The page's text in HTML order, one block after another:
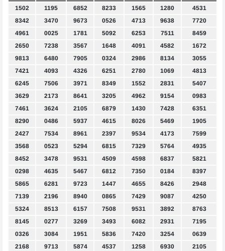
1502 1195 6852 8233 1565 1280
4531
8342
3470 9673 0526 4713 9638
7720
4961
0025 1781 5092 6253 7511
8459
2650
7238 3567 1648 4091 4582
1672
9813
6480 7905 0324 2986 8134
3055
7421
4093 4326 6251 2780 1069
4813
6245
7506 3971 8349 1552 2831
5407
3629
2173 8641 3205 4962 9154
0983
7461
3624 2105 6879 1430 7428
6351
8290
0486 5937 4615 8026 5469
1905
2427
7534 8961 2397 9534 4173
7599
3568
0523 5294 6815 7329 5764
4935
8452
3478 9531 4509 4598 6837
5821
0298
4635 5467 6812 7350 0184
8397
5865
6281 9723 1447 4655 8426
2948
7139
2196 8940 0865 7429 9087
4250
5324
8513 6157 7508 9531 3892
8763
8145
0277 3269 3493 6082 2931
7195
0326
3084 1951 5836 7420 3254
0639
2168
9713 5874 4537 1258 6930
2105